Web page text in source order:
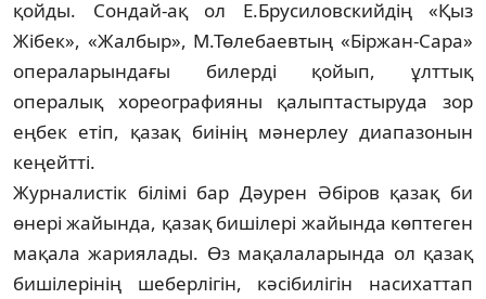
қойды. Сондай-ақ ол Е.Брусиловс­кий­дің «Қыз
Жібек», «Жалбыр», М.Тө­ле­баев­тың «Біржан-Сара»
операларындағы билерді қойып, ұлттық
опералық хореографияны қа­лыптастыруда зор
еңбек етіп, қазақ биі­нің мәнерлеу диапазонын
кеңейтті.
Журналистік білімі бар Дәурен Әбі­ров қазақ би
өнері жайында, қазақ би­шілері жайында көптеген
мақала жа­рия­ла­ды. Өз мақалаларында ол қазақ
биші­лері­нің шеберлігін, кәсібилігін насихаттап